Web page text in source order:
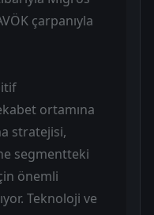
çarpanıyla
ortamına
stratejisi,
segmentteki
önemli
Teknoloji ve